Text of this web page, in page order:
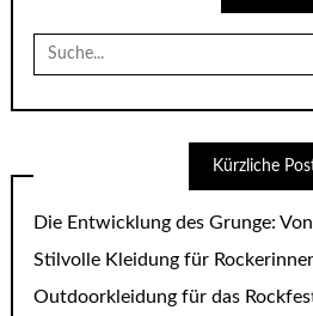
Suche
nach:
Kürzliche
Die Entwicklung des Grunge:
Stilvolle Kleidung für
Outdoorkleidung für das